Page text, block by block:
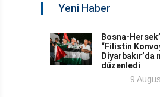
Yeni Haber
Bosna-
“Filistin
Diyarbakır’da
düzenledi
9